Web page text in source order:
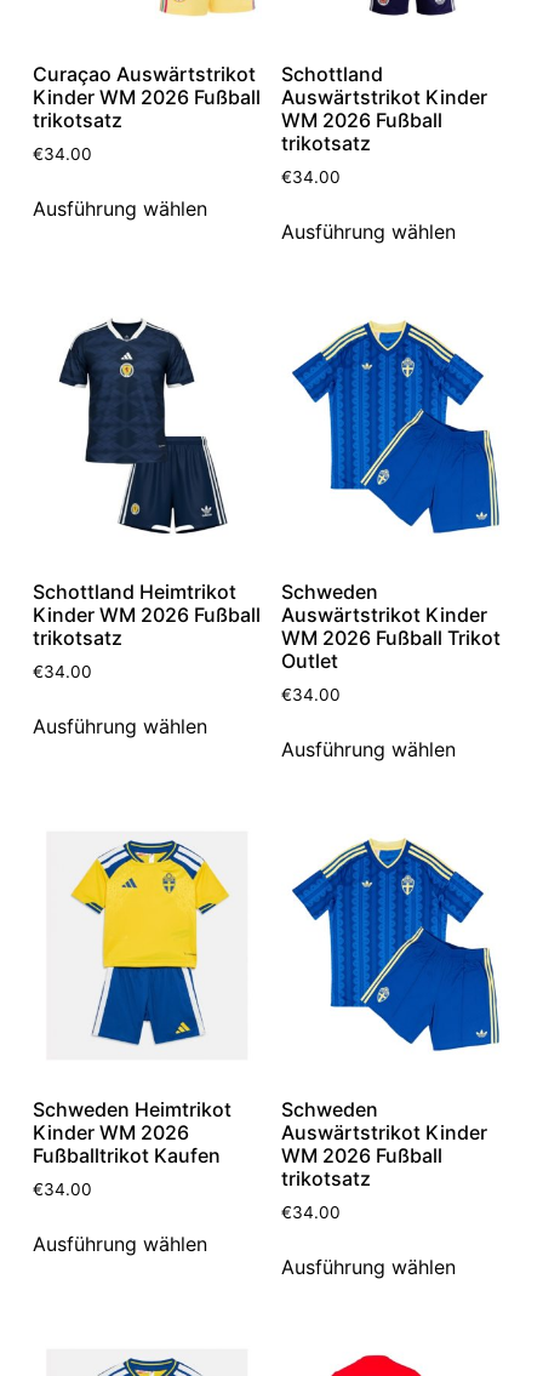
Curaçao Auswärtstrikot
Kinder WM 2026 Fußball
trikotsatz
€34.00
Ausführung wählen
Schottland
Auswärtstrikot Kinder
WM 2026 Fußball
trikotsatz
€34.00
Ausführung wählen
Schottland Heimtrikot
Kinder WM 2026 Fußball
trikotsatz
€34.00
Ausführung wählen
Schweden
Auswärtstrikot Kinder
WM 2026 Fußball Trikot
Outlet
€34.00
Ausführung wählen
Schweden Heimtrikot
Kinder WM 2026
Fußballtrikot Kaufen
€34.00
Ausführung wählen
Schweden
Auswärtstrikot Kinder
WM 2026 Fußball
trikotsatz
€34.00
Ausführung wählen